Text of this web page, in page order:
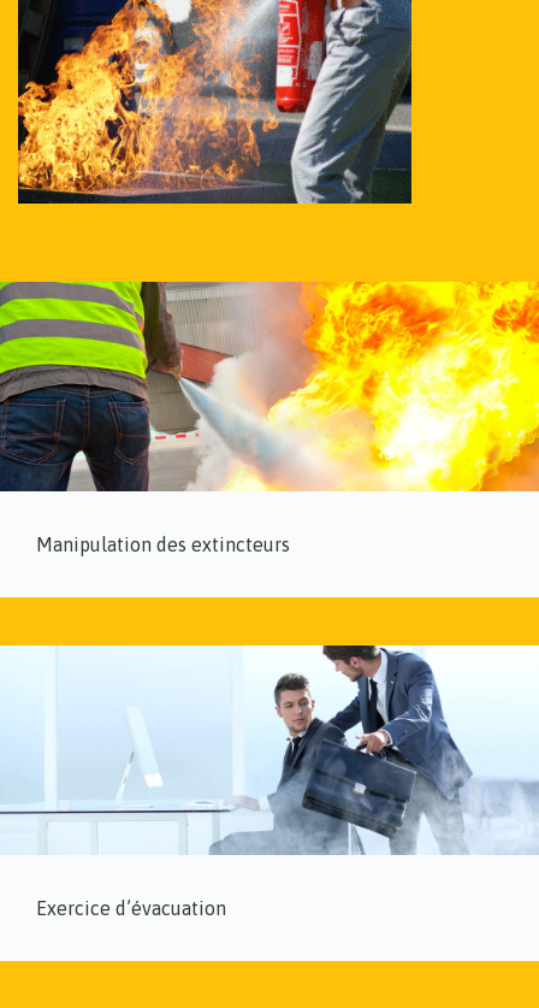
Manipulation des extincteurs
Exercice d’évacuation